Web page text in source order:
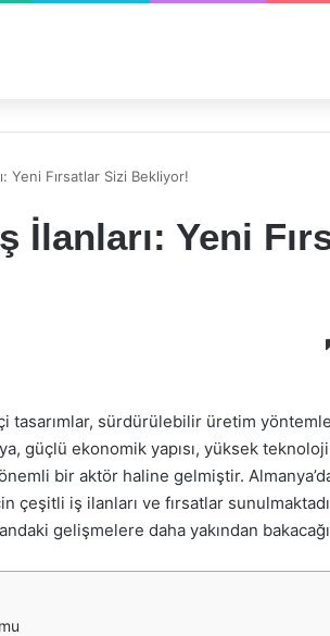
Yeni Fırsatlar Sizi Bekliyor!
İlanları: Yeni
tasarımlar, sürdürülebilir üretim
güçlü ekonomik yapısı, yüksek teknoloji
bir aktör haline gelmiştir.
iş ilanları ve fırsatlar
gelişmelere daha yakından